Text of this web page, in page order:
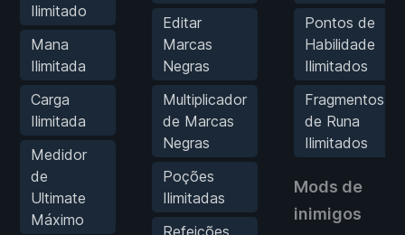
Ilimitado
Mana
Ilimitada
Carga
Ilimitada
Medidor
de
Ultimate
Máximo
Editar
Marcas
Negras
Multiplicador
de Marcas
Negras
Poções
Ilimitadas
Refeições
Pontos de
Habilidade
Ilimitados
Fragmentos
de Runa
Ilimitados
Mods de
inimigos